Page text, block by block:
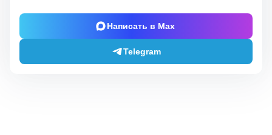
Написать в Max
Telegram